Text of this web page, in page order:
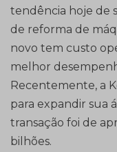
tendência hoje de
de reforma de
novo tem custo
melhor
Recentemente, a
para expandir sua
transação foi de
bilhões.